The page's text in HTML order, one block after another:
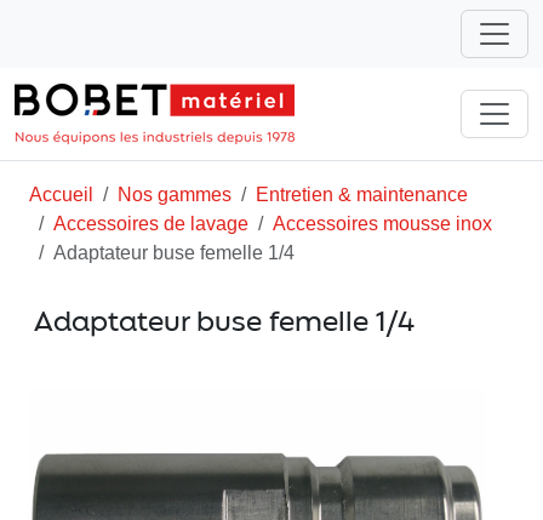
Accueil Nos gammes
Entretien & maintenance
Accessoires de lavage
Accessoires mousse inox
Adaptateur buse femelle 1/4
Adaptateur buse femelle 1/4